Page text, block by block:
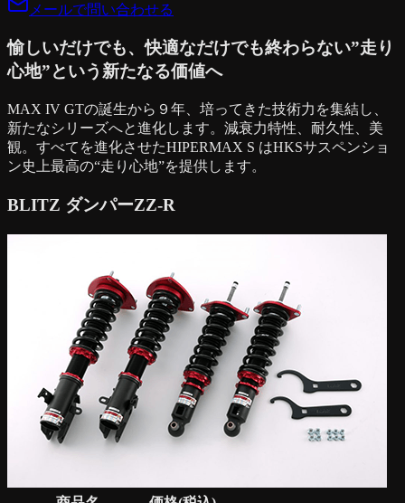
メールで問い合わせる
愉しいだけでも、快適なだけでも終わらない”走り
心地”という新たなる価値へ
MAX IV GTの誕生から９年、培ってきた技術力を集結し、
新たなシリーズへと進化します。減衰力特性、耐久性、美
観。すべてを進化させたHIPERMAX S はHKSサスペンショ
ン史上最高の“走り心地”を提供します。
BLITZ ダンパーZZ-R